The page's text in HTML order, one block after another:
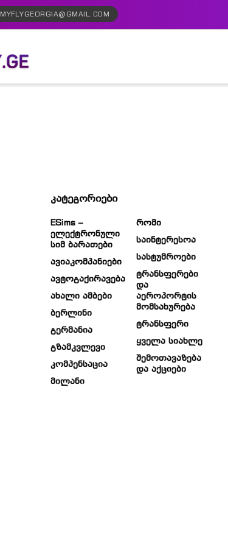
MYFLYGEORGIA@GMAIL.COM
კატეგორიები
ESims –
Ელექტრონული
Სიმ Ბარათები
Ავიაკომპანიები
Ავტოგაქირავება
Ახალი Ამბები
Ბერლინი
Გერმანია
Გზამკვლევი
Კომპენსაცია
Მილანი
Რომი
Საინტერესოა
Სასტუმროები
Ტრანსფერები
Და
Აეროპორტის
Მომსახურება
Ტრანსფერი
Ყველა Სიახლე
Შემოთავაზება
Და Აქციები